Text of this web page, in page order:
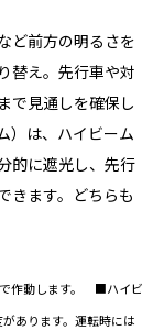
ど前方の明るさを
替え。先行車や対
で見通しを確保し
）は、ハイビーム
的に遮光し、先行
きます。どちらも
で作動します。 ■ハイビ
あります。運転時には